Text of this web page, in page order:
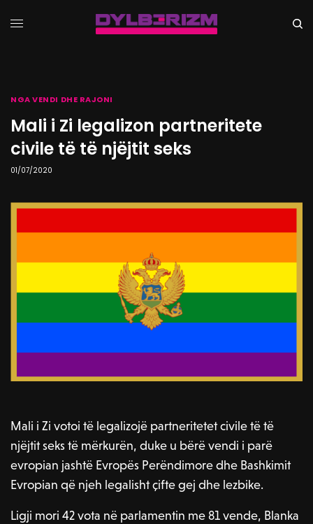
NGA VENDI DHE RAJONI
Mali i Zi legalizon partneritete
civile të të njëjtit seks
01/07/2020
Mali i Zi votoi të legalizojë partneritetet civile të të
njëjtit seks të mërkurën, duke u bërë vendi i parë
evropian jashtë Evropës Perëndimore dhe Bashkimit
Evropian që njeh legalisht çifte gej dhe lezbike.
Ligji mori 42 vota në parlamentin me 81 vende, Blanka